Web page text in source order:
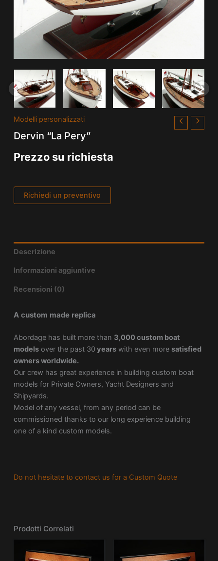
Modelli personalizzati
Dervin “La Pery”
Prezzo su richiesta
Richiedi un preventivo
Descrizione
Informazioni aggiuntive
Recensioni (0)
A custom made replica
Abordage has built more than 3,000 custom boat
modelsover the past 30 yearswith even more satisfied
owners worldwide.
Our crew has great experience in building custom boat
models for Private Owners, Yacht Designers and
Shipyards.
Model of any vessel, from any period can be
commissioned thanks to our long experience building
one of a kind custom models.
Do not hesitate to contact us for a Custom Quote
Prodotti Correlati